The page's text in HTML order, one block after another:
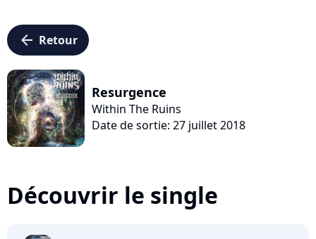
arrow_left Retour
Resurgence
Within The Ruins
Date de sortie: 27 juillet 2018
Découvrir le single